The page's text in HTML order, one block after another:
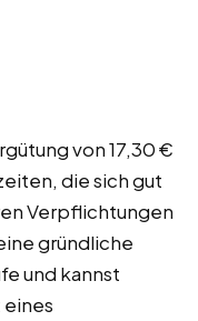
von 17,30 €
die sich gut
Verpflichtungen
gründliche
und kannst